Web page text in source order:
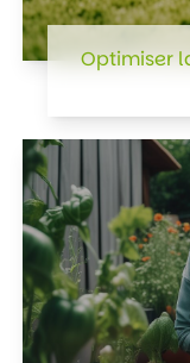
Optimiser